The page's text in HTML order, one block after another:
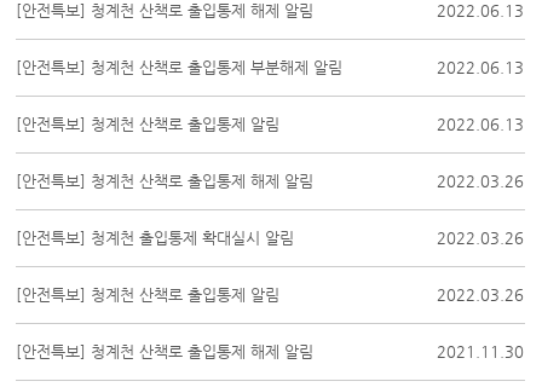
[안전특보] 청계천 산책로 출입통제 해제 알림 2022.06.13
[안전특보] 청계천 산책로 출입통제 부분해제 알림 2022.06.13
[안전특보] 청계천 산책로 출입통제 알림 2022.06.13
[안전특보] 청계천 산책로 출입통제 해제 알림 2022.03.26
[안전특보] 청계천 출입통제 확대실시 알림 2022.03.26
[안전특보] 청계천 산책로 출입통제 알림 2022.03.26
[안전특보] 청계천 산책로 출입통제 해제 알림 2021.11.30